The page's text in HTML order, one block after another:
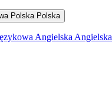
Polska
Angielska